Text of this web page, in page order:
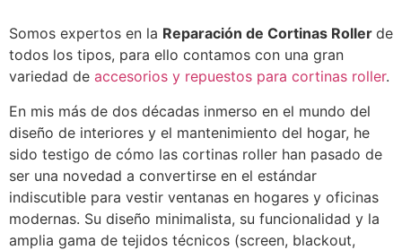
Somos expertos en la Reparación de Cortinas Roller de
todos los tipos, para ello contamos con una gran
variedad de accesorios y repuestos para cortinas roller.
En mis más de dos décadas inmerso en el mundo del
diseño de interiores y el mantenimiento del hogar, he
sido testigo de cómo las cortinas roller han pasado de
ser una novedad a convertirse en el estándar
indiscutible para vestir ventanas en hogares y oficinas
modernas. Su diseño minimalista, su funcionalidad y la
amplia gama de tejidos técnicos (screen, blackout,